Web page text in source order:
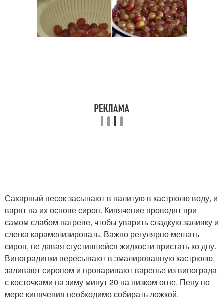
Сахарный песок засыпают в налитую в кастрюлю воду, и
варят на их основе сироп. Кипячение проводят при
самом слабом нагреве, чтобы уварить сладкую заливку и
слегка карамелизировать. Важно регулярно мешать
сироп, не давая сгустившейся жидкости пристать ко дну.
Виноградинки пересыпают в эмалированную кастрюлю,
заливают сиропом и проваривают варенье из винограда
с косточками на зиму минут 20 на низком огне. Пену по
мере кипячения необходимо собирать ложкой.